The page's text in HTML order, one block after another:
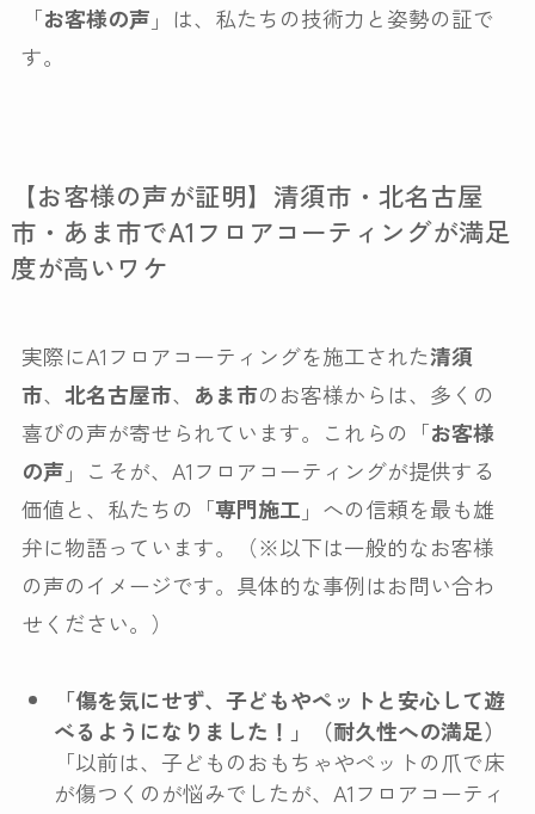
「お客様の声 」は、私たちの技術力と姿勢の証で
す。
【お客様の声が証明】清須市・北名古屋
市・あま市でA1フロアコーティングが満足
度が高いワケ
実際にA1フロアコーティングを施工された清須
市、 北名古屋市、 あま市のお客様からは、多くの
喜びの声が寄せられています。これらの「お客様
の声 」こそが、A1フロアコーティングが提供する
価値と、私たちの「専門施工 」への信頼を最も雄
弁に物語っています。（※以下は一般的なお客様
の声のイメージです。具体的な事例はお問い合わ
せください。）
「傷を気にせず、子どもやペットと安心して遊
べるようになりました！」（耐久性への満足）
「以前は、子どものおもちゃやペットの爪で床
が傷つくのが悩みでしたが、A1フロアコーティ